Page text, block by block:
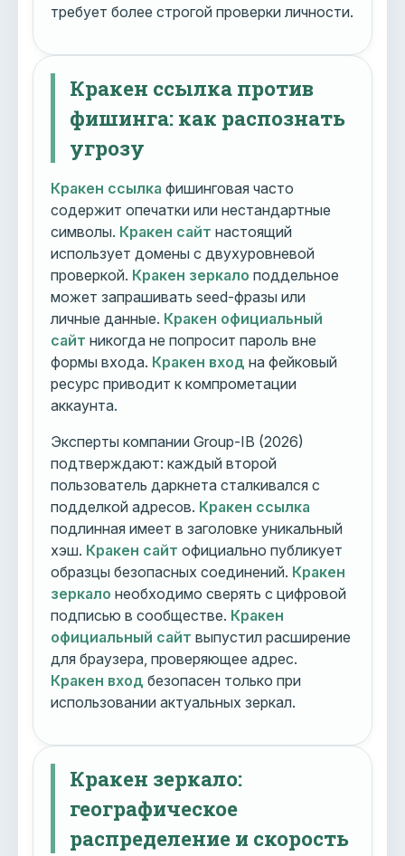
требует более строгой проверки личности.
Кракен ссылка против
фишинга: как распознать
угрозу
Кракен ссылка фишинговая часто
содержит опечатки или нестандартные
символы. Кракен сайт настоящий
использует домены с двухуровневой
проверкой. Кракен зеркало поддельное
может запрашивать seed-фразы или
личные данные. Кракен официальный
сайт никогда не попросит пароль вне
формы входа. Кракен вход на фейковый
ресурс приводит к компрометации
аккаунта.
Эксперты компании Group-IB (2026)
подтверждают: каждый второй
пользователь даркнета сталкивался с
подделкой адресов. Кракен ссылка
подлинная имеет в заголовке уникальный
хэш. Кракен сайт официально публикует
образцы безопасных соединений. Кракен
зеркало необходимо сверять с цифровой
подписью в сообществе. Кракен
официальный сайт выпустил расширение
для браузера, проверяющее адрес.
Кракен вход безопасен только при
использовании актуальных зеркал.
Кракен зеркало:
географическое
распределение и скорость